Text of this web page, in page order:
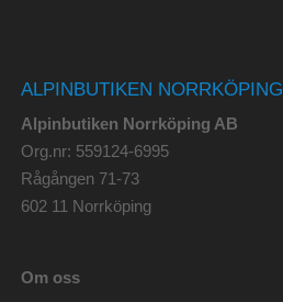
ALPINBUTIKEN NORRKÖPING
Alpinbutiken Norrköping AB
Org.nr: 559124-6995
Rågången 71-73
602 11 Norrköping
Om oss